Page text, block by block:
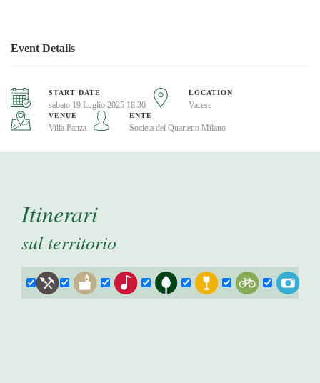
Event Details
START DATE
sabato 19 Luglio 2025 18:30
LOCATION
Varese
VENUE
Villa Panza
ENTE
Societa del Quartetto Milano
Itinerari
sul territorio